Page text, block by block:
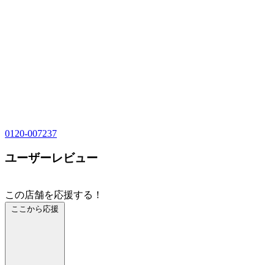
0120-007237
ユーザーレビュー
この店舗を応援する！
ここから応援